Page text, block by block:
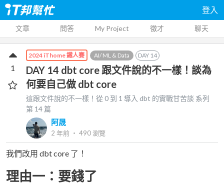
登入
文章 問答 My Project 徵才 聊天
2024 iThome 鐵人賽 AI/ ML & Data DAY 14
DAY 14 dbt core 跟文件說的不一樣！談為
何要自己做 dbt core
這跟文件說的不一樣！從 0 到 1 導入 dbt 的實戰甘苦談 系列
第 14 篇
阿晟
2 年前 ‧ 490瀏覽
1
我們改用 dbt core 了！
理由一：要錢了